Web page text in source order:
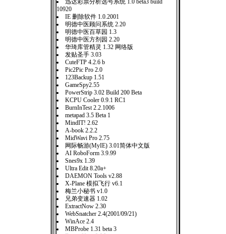
迅达彩票分析选号系统 1.0 beta3 build
10920
IE 删除软件 1.0.2001
明德中医顾问系统 2.20
明德中医百草园 1.3
明德中医方剂园 2.20
华琦库管精灵 1.32 网络版
发贴圣手 3.03
CuteFTP 4.2.6 b
Pic2Pic Pro 2.0
123Backup 1.51
GameSpy2.55
PowerStrip 3.02 Build 200 Beta
KCPU Cooler 0.9.1 RC1
BurnInTest 2.2.1006
metapad 3.5 Beta 1
MindIT! 2.62
A-book 2.2.2
MidWavi Pro 2.75
网际畅游(MyIE) 3.01简体中文版
AI RoboForm 3.9.99
Snes9x 1.39
Ultra Edit 8.20a+
DAEMON Tools v2.88
X-Plane 模拟飞行 v6.1
梅兰小秘书 v1.0
兄弟变速器 1.02
ExtractNow 2.30
WebSnatcher 2.4(2001/09/21)
WinAce 2.4
MBProbe 1.31 beta 3